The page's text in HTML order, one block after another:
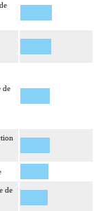
de
de